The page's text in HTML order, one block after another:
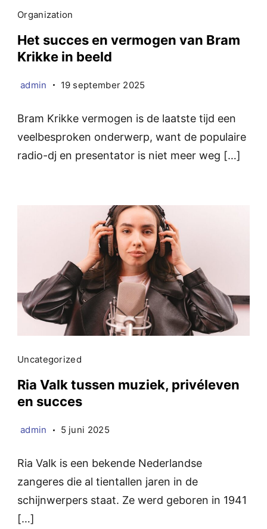
Organization
Het succes en vermogen van Bram
Krikke in beeld
admin 19 september 2025
Bram Krikke vermogen is de laatste tijd een
veelbesproken onderwerp, want de populaire
radio-dj en presentator is niet meer weg […]
Uncategorized
Ria Valk tussen muziek, privéleven
en succes
admin 5 juni 2025
Ria Valk is een bekende Nederlandse
zangeres die al tientallen jaren in de
schijnwerpers staat. Ze werd geboren in 1941
[…]